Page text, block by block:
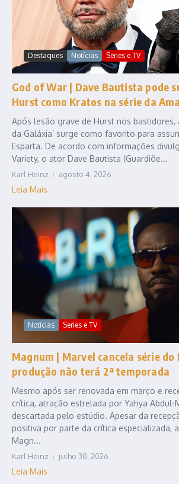
Destaques Notícias Series e TV
God of War | Dave Bautista pode
Hurst como Kratos na série da
Após lesão grave de Hurst nos bastidores,
da Galáxia’ surge como favorito para
Esparta. De acordo com informações
Variety, o ator Dave Bautista (Guardiõe...
Karl Heinz agosto 4, 2026
Leia Mais
Notícias Series e TV
Magnum | Marvel cancela série do
produção não terá 2ª temporada
Mesmo após ser renovada em março e
crítica, atração estrelada por Yahya Abdul-
descartada pelo estúdio. Apesar da
positiva por parte da crítica especializada,
Magn...
Karl Heinz julho 30, 2026
Leia Mais